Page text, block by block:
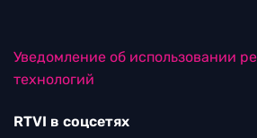
Уведомление об использовании
технологий
RTVI в соцсетях